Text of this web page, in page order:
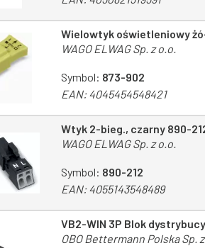
Wielowtyk oświetleniowy
WAGO ELWAG Sp. z o.o.
Symbol: 873-902
EAN:4045454548421
Wtyk 2-bieg., czarny 890-
WAGO ELWAG Sp. z o.o.
Symbol: 890-212
EAN:4055143548489
VB2-WIN 3P Blok
OBO Bettermann Polska Sp. z